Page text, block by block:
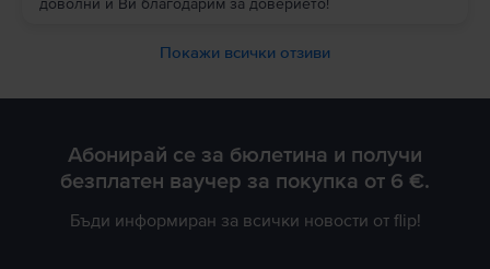
Покажи всички отзиви
Абонирай се за бюлетина и получи
безплатен ваучер за покупка от 6 €.
Бъди информиран за всички новости от flip!